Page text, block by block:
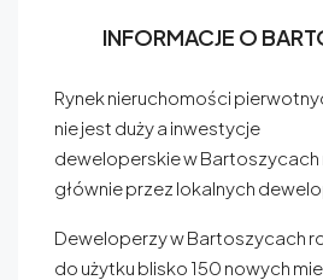
INFORMACJE O
Rynek nieruchomości
nie jest duży a inwestycje
deweloperskie w Bartoszycach
głównie przez lokalnych
Deweloperzy w Bartoszycach
do użytku blisko 150 nowych